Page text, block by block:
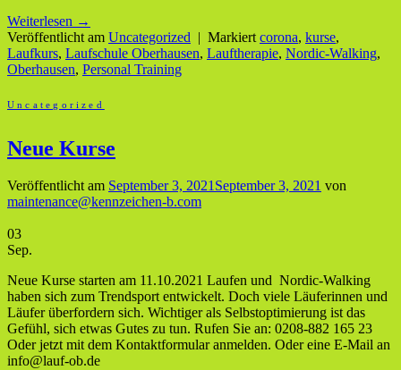
Weiterlesen →
Veröffentlicht am Uncategorized | Markiert corona, kurse,
Laufkurs, Laufschule Oberhausen, Lauftherapie, Nordic-Walking,
Oberhausen, Personal Training
Uncategorized
Neue Kurse
Veröffentlicht am September 3, 2021September 3, 2021 von
maintenance@kennzeichen-b.com
03
Sep.
Neue Kurse starten am 11.10.2021 Laufen und Nordic-Walking
haben sich zum Trendsport entwickelt. Doch viele Läuferinnen und
Läufer überfordern sich. Wichtiger als Selbstoptimierung ist das
Gefühl, sich etwas Gutes zu tun. Rufen Sie an: 0208-882 165 23
Oder jetzt mit dem Kontaktformular anmelden. Oder eine E-Mail an
info@lauf-ob.de